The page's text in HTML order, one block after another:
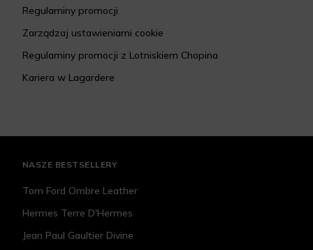
Regulaminy promocji
Zarządzaj ustawieniami cookie
Regulaminy promocji z Lotniskiem Chopina
Kariera w Lagardere
NASZE BESTSELLERY
Tom Ford Ombre Leather
Hermes Terre D'Hermes
Jean Paul Gaultier Divine